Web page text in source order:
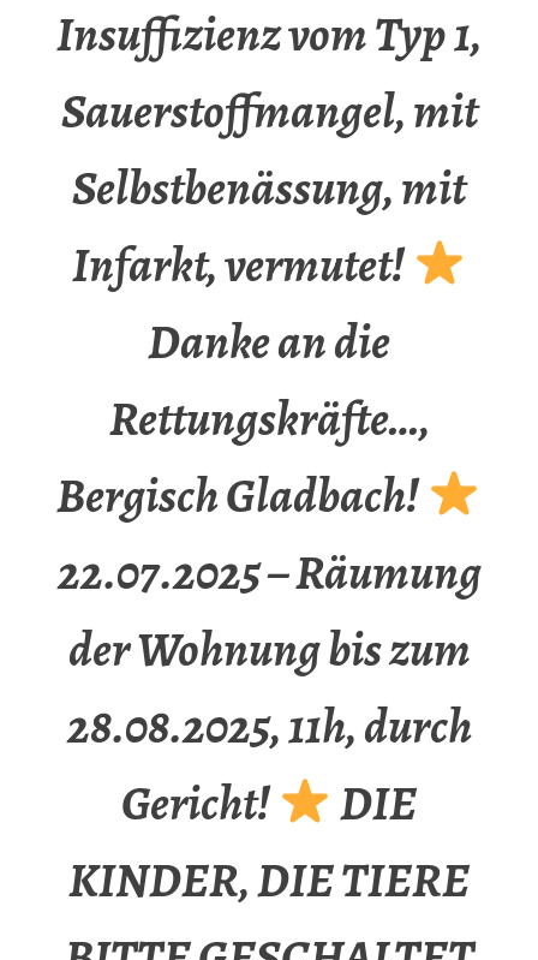
Insuffizienz vom Typ 1,
Sauerstoffmangel, mit
Selbstbenässung, mit
Infarkt, vermutet!
Danke an die
Rettungskräfte…,
Bergisch Gladbach!
22.07.2025 – Räumung
der Wohnung bis zum
28.08.2025, 11h, durch
Gericht!
DIE
KINDER, DIE TIERE